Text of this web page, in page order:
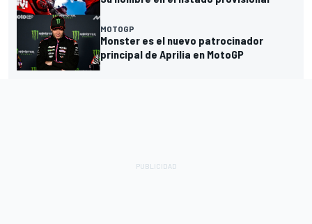
MOTOGP
Monster es el nuevo patrocinador
principal de Aprilia en MotoGP